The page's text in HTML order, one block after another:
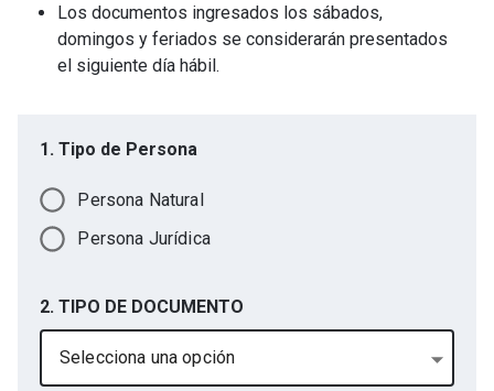
Los documentos ingresados los sábados,
domingos y feriados se considerarán presentados
el siguiente día hábil.
1. Tipo de Persona
Persona Natural
Persona Jurídica
2. TIPO DE DOCUMENTO
Selecciona una opción